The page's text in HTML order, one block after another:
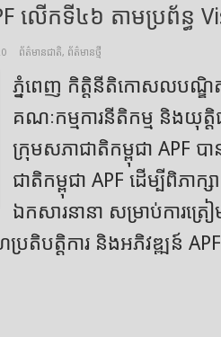
លើកទី៤៦ តាមប្រព័ន្ធ
ព័ត៌មានជាតិ, ព័ត៌មានថ្មី
ភ្នំពេញ កិត្តិនីតិកោសលបណ្ឌិត
គណៈកម្មការនីតិកម្ម និងយុត្តិ
ក្រុមសភាជាតិកម្ពុជា APF ប
ជាតិកម្ពុជា APF ដើម្បីពិភា
ឯកសារនានា សម្រាប់ការត្រ
រតិបត្តិការ និងអភិវឌ្ឍន៍